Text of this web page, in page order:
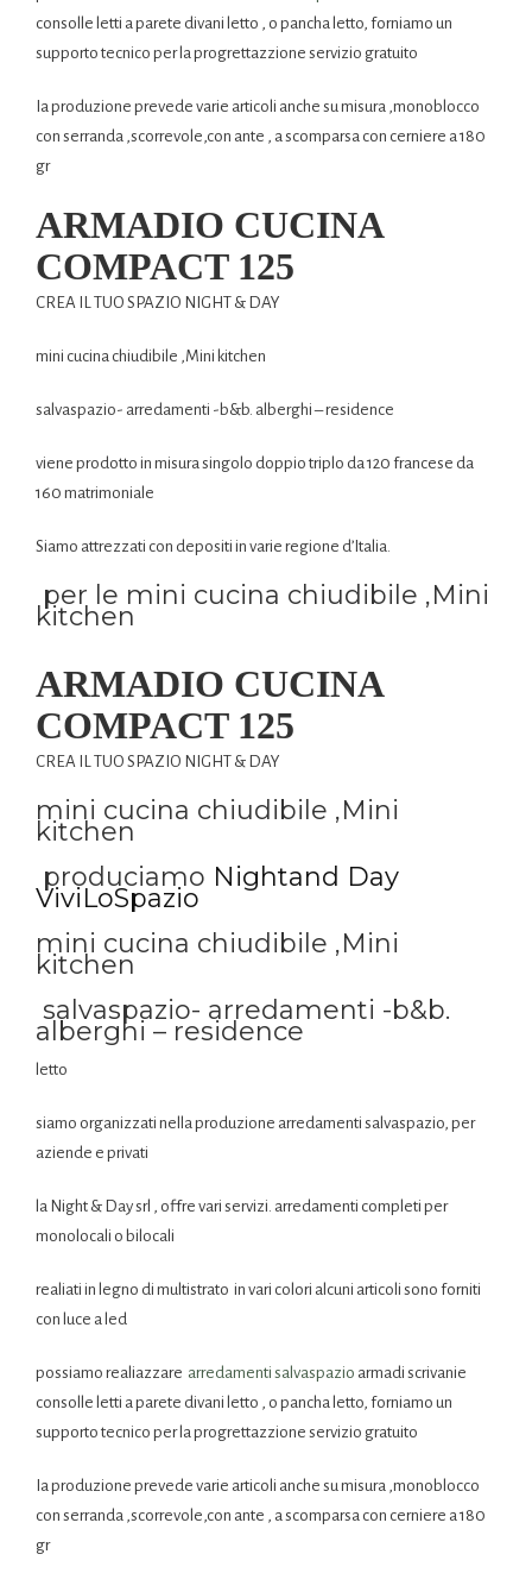
consolle letti a parete divani letto , o pancha letto, forniamo un
supporto tecnico per la progrettazzione servizio gratuito
Ia produzione prevede varie articoli anche su misura ,monoblocco
con serranda ,scorrevole,con ante , a scomparsa con cerniere a 180
gr
ARMADIO CUCINA
COMPACT 125
CREA IL TUO SPAZIO NIGHT & DAY
mini cucina chiudibile ,Mini kitchen
salvaspazio- arredamenti -b&b. alberghi – residence
viene prodotto in misura singolo doppio triplo da 120 francese da
160 matrimoniale
Siamo attrezzati con depositi in varie regione d’Italia.
per le mini cucina chiudibile ,Mini
kitchen
ARMADIO CUCINA
COMPACT 125
CREA IL TUO SPAZIO NIGHT & DAY
mini cucina chiudibile ,Mini
kitchen
produciamo Nightand Day
ViviLoSpazio
mini cucina chiudibile ,Mini
kitchen
salvaspazio- arredamenti -b&b.
alberghi – residence
letto
siamo organizzati nella produzione arredamenti salvaspazio, per
aziende e privati
la Night & Day srl , offre vari servizi. arredamenti completi per
monolocali o bilocali
realiati in legno di multistrato in vari colori alcuni articoli sono forniti
con luce a led
possiamo realiazzare arredamenti salvaspazio armadi scrivanie
consolle letti a parete divani letto , o pancha letto, forniamo un
supporto tecnico per la progrettazzione servizio gratuito
Ia produzione prevede varie articoli anche su misura ,monoblocco
con serranda ,scorrevole,con ante , a scomparsa con cerniere a 180
gr